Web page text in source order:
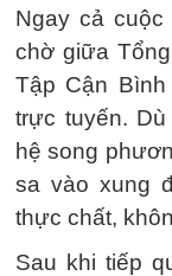
Ngay cả
chờ giữa
Tập Cận
trực tuyến.
hệ song
sa vào xung
thực chất,
Sau khi tiếp